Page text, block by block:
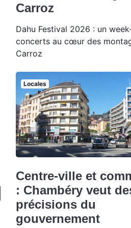
Carroz
Dahu Festival 2026 : un
concerts au cœur des
Carroz
Locales
Centre-ville et
: Chambéry veut
précisions du
gouvernement